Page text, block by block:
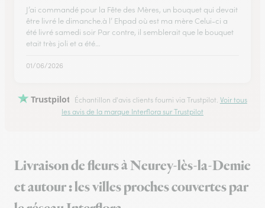
J’ai commandé pour la Fête des Mères, un bouquet qui devait
être livré le dimanche.à l’ Ehpad où est ma mère Celui-ci a
été livré samedi soir Par contre, il semblerait que le bouquet
etait très joli et a été…
01/06/2026
Trustpilot Échantillon d'avis clients fourni via Trustpilot. Voir tous
les avis de la marque Interflora sur Trustpilot
Livraison de fleurs à Neurey-lès-la-Demie
et autour : les villes proches couvertes par